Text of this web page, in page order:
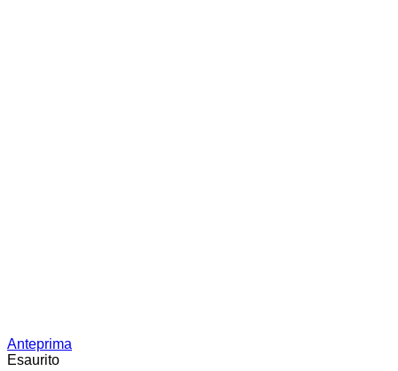
Anteprima
Esaurito